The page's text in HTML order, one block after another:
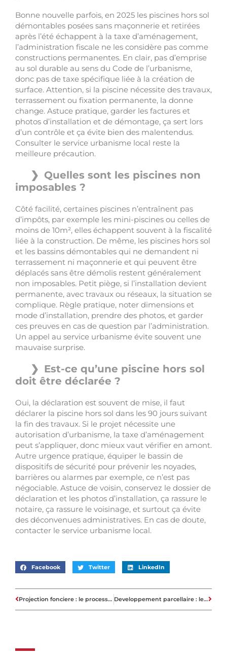
Bonne nouvelle parfois, en 2025 les piscines hors sol
démontables posées sans maçonnerie et retirées
après l’été échappent à la taxe d’aménagement,
l’administration fiscale ne les considère pas comme
constructions permanentes. En clair, pas d’emprise
au sol durable au sens du Code de l’urbanisme,
donc pas de taxe spécifique liée à la création de
surface. Attention, si la piscine nécessite des travaux,
terrassement ou fixation permanente, la donne
change. Astuce pratique, garder les factures et
photos d’installation et de démontage, ça sert lors
d’un contrôle et ça évite bien des malentendus.
Consulter le service urbanisme local reste la
meilleure précaution.
Quelles sont les piscines non
imposables ?
Côté facilité, certaines piscines n’entraînent pas
d’impôts, par exemple les mini-piscines ou celles de
moins de 10m², elles échappent souvent à la fiscalité
liée à la construction. De même, les piscines hors sol
et les bassins démontables qui ne demandent ni
terrassement ni maçonnerie et qui peuvent être
déplacés sans être démolis restent généralement
non imposables. Petit piège, si l’installation devient
permanente, avec travaux ou réseaux, la situation se
complique. Règle pratique, noter dimensions et
mode d’installation, prendre des photos, et garder
ces preuves en cas de question par l’administration.
Un appel au service urbanisme évite souvent une
mauvaise surprise.
Est-ce qu’une piscine hors sol
doit être déclarée ?
Oui, la déclaration est souvent de mise, il faut
déclarer la piscine hors sol dans les 90 jours suivant
la fin des travaux. Si le projet nécessite une
autorisation d’urbanisme, la taxe d’aménagement
peut s’appliquer, donc mieux vaut vérifier en amont.
Autre urgence pratique, équiper le bassin de
dispositifs de sécurité pour prévenir les noyades,
barrières ou alarmes par exemple, ce n’est pas
négociable. Astuce de voisin, conservez le dossier de
déclaration et les photos d’installation, ça rassure le
notaire, ça rassure le voisinage, et surtout ça évite
des déconvenues administratives. En cas de doute,
contacter le service urbanisme local.
Facebook Twitter LinkedIn
Projection fonciere : le processus en cinq étapes pour estimer les valeurs foncières Developpement parcellaire : le calendrier des démarches et coûts estimés ?